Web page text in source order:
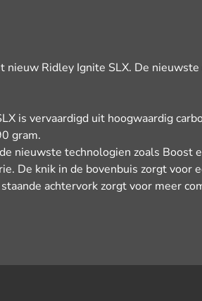
nieuw Ridley Ignite SLX. De
is vervaardigd uit hoogwaardig
gram.
nieuwste technologien zoals Boost
De knik in de bovenbuis zorgt voor
achtervork zorgt voor meer